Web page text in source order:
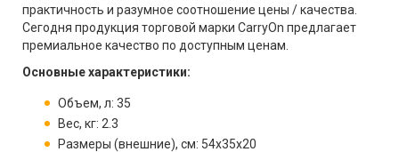
практичность и разумное соотношение цены / качества.
Сегодня продукция торговой марки CarryOn предлагает
премиальное качество по доступным ценам.
Основные характеристики:
Объем, л: 35
Вес, кг: 2.3
Размеры (внешние), см: 54x35x20